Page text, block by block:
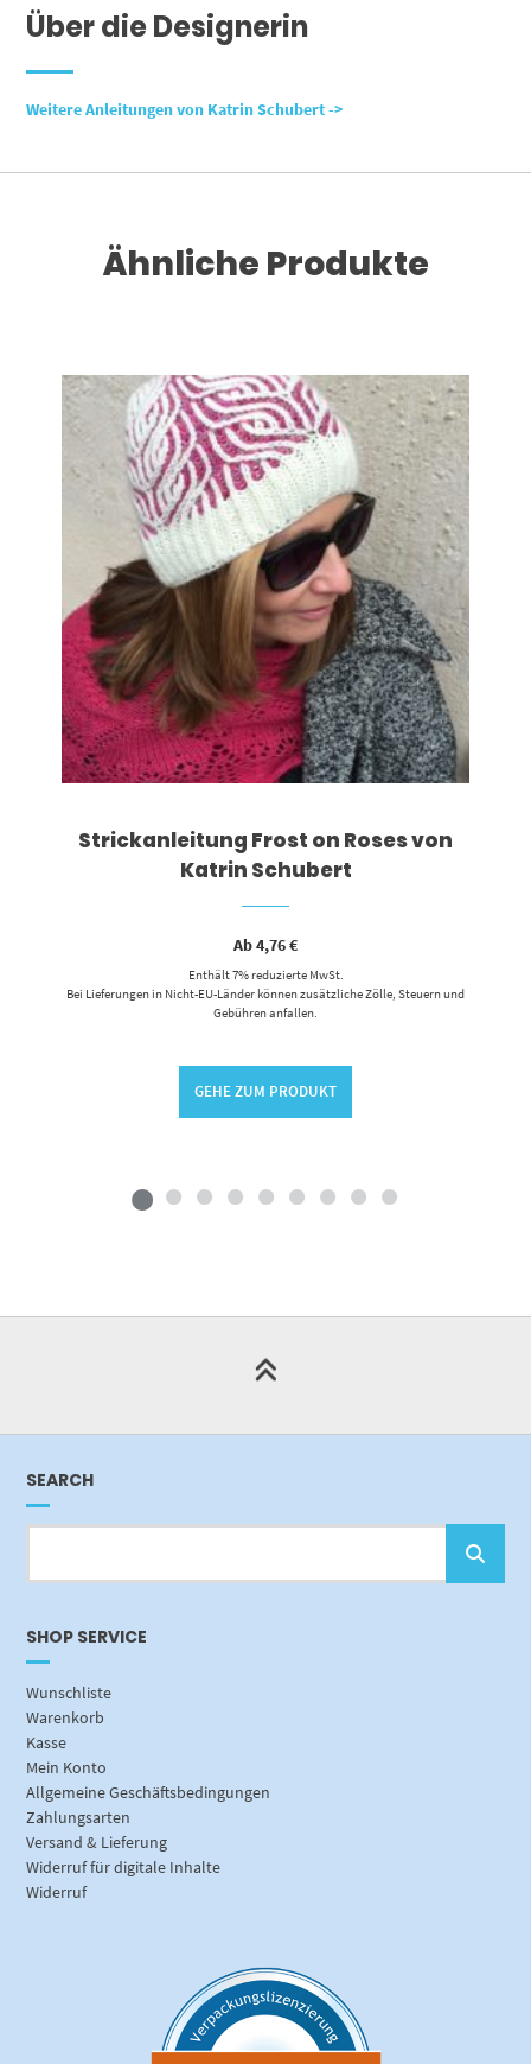
Über die Designerin
Weitere Anleitungen von Katrin Schubert ->
Ähnliche Produkte
Dieses Produkt weist mehrere Varianten auf. Die Optionen können auf der Produktseite gewählt werden
Strickanleitung Frost on Roses von
Katrin Schubert
Ab4,76€
Enthält 7% reduzierte MwSt.
Bei Lieferungen in Nicht-EU-Länder können zusätzliche Zölle, Steuern und
Gebühren anfallen.
GEHE ZUM PRODUKT
SEARCH
SHOP SERVICE
Wunschliste
Warenkorb
Kasse
Mein Konto
Allgemeine Geschäftsbedingungen
Zahlungsarten
Versand & Lieferung
Widerruf für digitale Inhalte
Widerruf